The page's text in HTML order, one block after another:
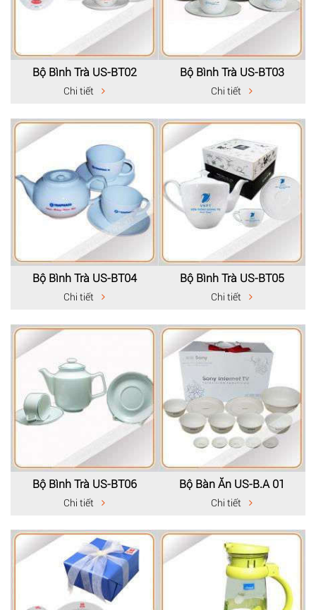
Bộ Bình Trà US-BT02
Chi tiết
Bộ Bình Trà US-BT03
Chi tiết
Bộ Bình Trà US-BT04
Chi tiết
Bộ Bình Trà US-BT05
Chi tiết
Bộ Bình Trà US-BT06
Chi tiết
Bộ Bàn Ăn US-B.A 01
Chi tiết